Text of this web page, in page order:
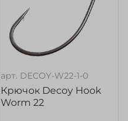
арт. DECOY-W22-1-0
Крючок Decoy Hook
Worm 22